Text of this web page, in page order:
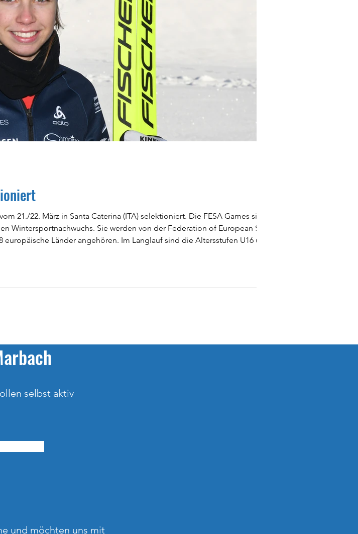
in Santa Caterina (ITA) selektioniert. Die FESA Games sind ein
Wintersportnachwuchs. Sie werden von der Federation of European Ski &
Im Langlauf sind die Altersstufen U16 und
selbst aktiv
und möchten uns mit